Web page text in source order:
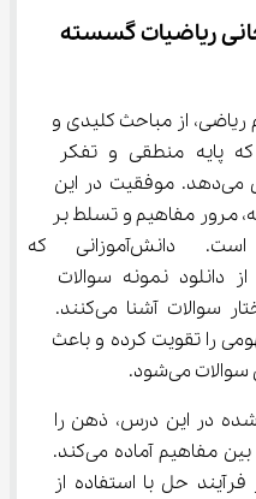
ریاضیات گسسته
از مباحث کلیدی و
پایه منطقی و تفکر
الگوریتمی دانش‌آموزان را شکل می‌دهد. موفقیت در این
پیوسته، مرور مفاهیم و تسلط بر
روش‌های حل مسئله است.
از دانلود نمونه سوالات
دوازدهم ریاضی خود را با ساختار سوالات آشنا می‌کنند.
را تقویت کرده و باعث
می‌شود.
تمرین هدفمند و برنامه‌ریزی‌شده در این درس، ذهن را
برای درک الگوها و روابط کاملی بین مفاهیم آماده می‌کند.
حل با استفاده از